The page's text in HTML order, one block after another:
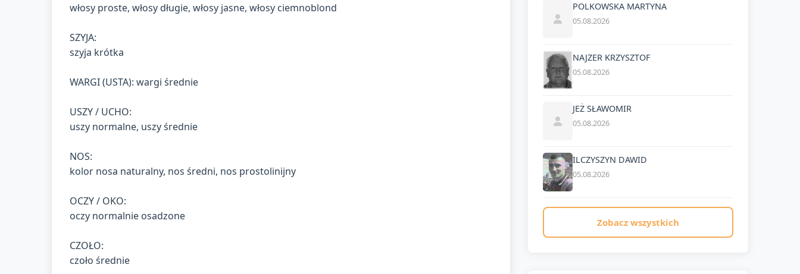
włosy proste, włosy długie, włosy jasne, włosy ciemnoblond
SZYJA:
szyja krótka
WARGI (USTA): wargi średnie
USZY / UCHO:
uszy normalne, uszy średnie
NOS:
kolor nosa naturalny, nos średni, nos prostolinijny
OCZY / OKO:
oczy normalnie osadzone
CZOŁO:
czoło średnie
POLKOWSKA MARTYNA
05.08.2026
NAJZER KRZYSZTOF
05.08.2026
JEŻ SŁAWOMIR
05.08.2026
ILCZYSZYN DAWID
05.08.2026
Zobacz wszystkich